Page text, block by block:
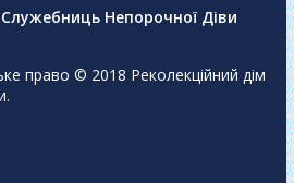
Непорочної Діви
право © 2018 Реколекційний дім
.